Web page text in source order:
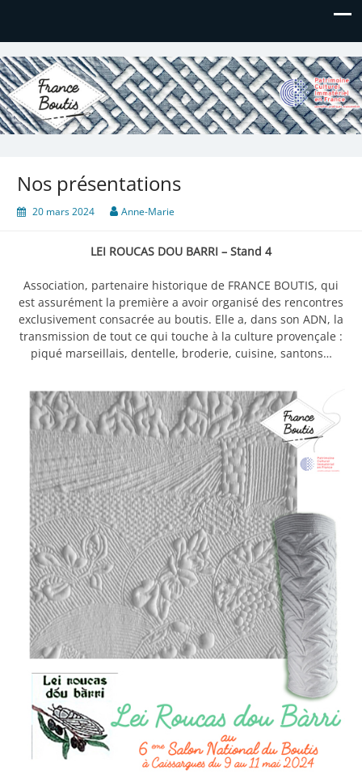
France Boutis
Le site de France Boutis
Nos présentations
20 mars 2024 Anne-Marie
LEI ROUCAS DOU BARRI – Stand 4
Association, partenaire historique de FRANCE BOUTIS, qui
est assurément la première a avoir organisé des rencontres
exclusivement consacrée au boutis. Elle a, dans son ADN, la
transmission de tout ce qui touche à la culture provençale :
piqué marseillais, dentelle, broderie, cuisine, santons…